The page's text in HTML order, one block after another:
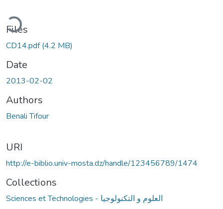
Files
CD14.pdf(4.2 MB)
Date
2013-02-02
Authors
Benali Tifour
URI
http://e-biblio.univ-mosta.dz/handle/123456789/1474
Collections
Sciences et Technologies - العلوم و التكنولوجيا